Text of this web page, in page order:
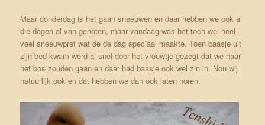
Maar donderdag is het gaan sneeuwen en daar hebben we ook al
die dagen al van genoten, maar vandaag was het toch wel heel
veel sneeuwpret wat de de dag speciaal maakte. Toen baasje uit
zijn bed kwam werd al snel door het vrouwtje gezegt dat we naar
het bos zouden gaan en daar had baasje ook wel zin in. Nou wij
natuurlijk ook en dat hebben we dan ook laten horen.